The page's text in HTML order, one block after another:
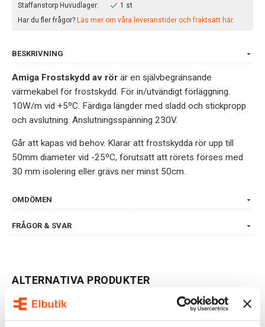
Staffanstorp Huvudlager:
1 st
Har du fler frågor? Läs mer om våra leveranstider och fraktsätt här.
BESKRIVNING
Amiga Frostskydd av rör är en självbegränsande
värmekabel för frostskydd. För in/utvändigt förläggning.
10W/m vid +5ºC. Färdiga längder med sladd och stickpropp
och avslutning. Anslutningsspänning 230V.
Går att kapas vid behov. Klarar att frostskydda rör upp till
50mm diameter vid -25ºC, förutsatt att rörets förses med
30 mm isolering eller grävs ner minst 50cm.
OMDÖMEN
FRÅGOR & SVAR
ALTERNATIVA PRODUKTER